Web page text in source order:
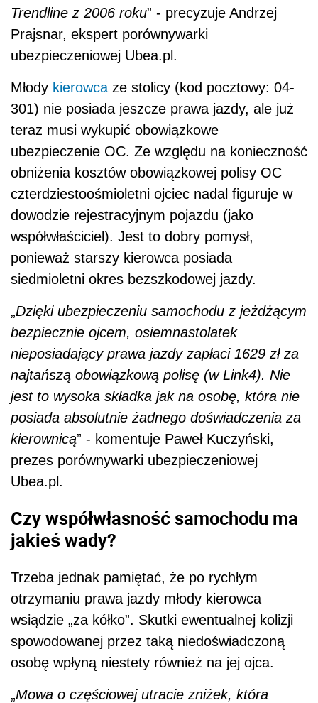
Trendline z 2006 roku” - precyzuje Andrzej
Prajsnar, ekspert porównywarki
ubezpieczeniowej Ubea.pl.
Młody kierowca ze stolicy (kod pocztowy: 04-
301) nie posiada jeszcze prawa jazdy, ale już
teraz musi wykupić obowiązkowe
ubezpieczenie OC. Ze względu na konieczność
obniżenia kosztów obowiązkowej polisy OC
czterdziestoośmioletni ojciec nadal figuruje w
dowodzie rejestracyjnym pojazdu (jako
współwłaściciel). Jest to dobry pomysł,
ponieważ starszy kierowca posiada
siedmioletni okres bezszkodowej jazdy.
„Dzięki ubezpieczeniu samochodu z jeżdżącym
bezpiecznie ojcem, osiemnastolatek
nieposiadający prawa jazdy zapłaci 1629 zł za
najtańszą obowiązkową polisę (w Link4). Nie
jest to wysoka składka jak na osobę, która nie
posiada absolutnie żadnego doświadczenia za
kierownicą” - komentuje Paweł Kuczyński,
prezes porównywarki ubezpieczeniowej
Ubea.pl.
Czy współwłasność samochodu ma
jakieś wady?
Trzeba jednak pamiętać, że po rychłym
otrzymaniu prawa jazdy młody kierowca
wsiądzie „za kółko”. Skutki ewentualnej kolizji
spowodowanej przez taką niedoświadczoną
osobę wpłyną niestety również na jej ojca.
„Mowa o częściowej utracie zniżek, która